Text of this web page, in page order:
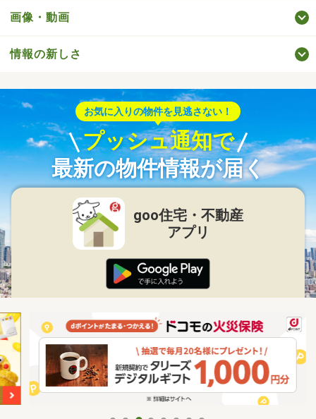
画像・動画
情報の新しさ
お気に入りの物件を見逃さない！
プッシュ通知で
最新の物件情報が届く
goo住宅・不動産
アプリ